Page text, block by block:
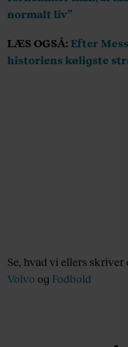
normalt liv”
LÆS OGSÅ: Efter
historiens køligste
Se, hvad vi ellers skriver
Volvo og Fodbold